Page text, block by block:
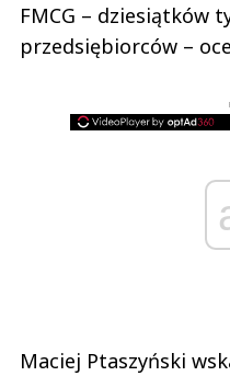
FMCG – dziesiątków
przedsiębiorców –
Maciej Ptaszyński